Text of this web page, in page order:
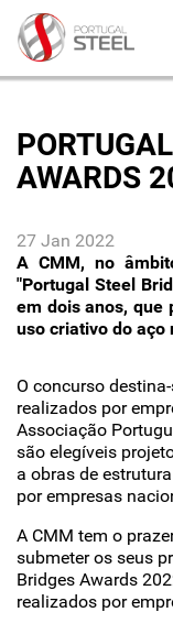
AWARDS
27 Jan 2022
A CMM, no
"Portugal Steel
em dois anos, que
uso criativo do aço
O concurso
realizados por
Associação
são elegíveis
a obras de
por empresas
A CMM tem o
submeter os seus
Bridges Awards
realizados por